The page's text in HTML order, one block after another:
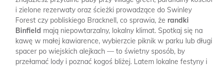
i zielone rezerwaty oraz ścieżki prowadzące do Swinley
Forest czy pobliskiego Bracknell, co sprawia, że randki
Binfield mają niepowtarzalny, lokalny klimat. Spotkaj się na
kawę w małej kawiarence, wybierzcie piknik w parku lub długi
spacer po wiejskich alejkach — to świetny sposób, by
przełamać lody i poznać kogoś bliżej. Latem lokalne festyny i